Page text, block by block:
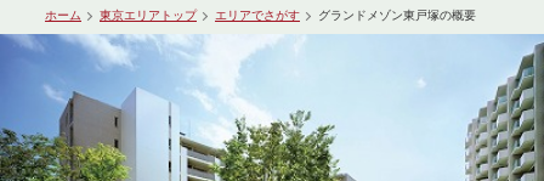
ホーム 東京エリアトップ エリアでさがす グランドメゾン東戸塚の概要